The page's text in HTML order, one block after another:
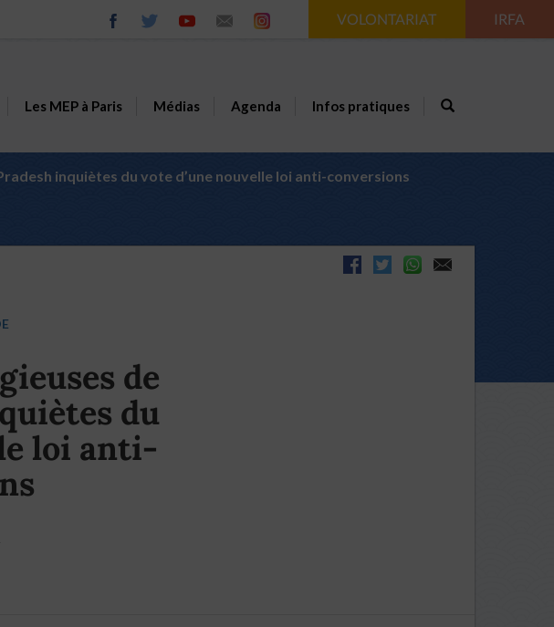
VOLONTARIAT IRFA
Les MEP à Paris Médias Agenda Infos pratiques
inquiètes du vote d’une nouvelle loi anti-conversions
de
du
loi anti-